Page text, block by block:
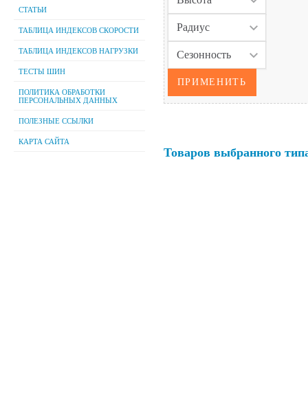
СТАТЬИ
ТАБЛИЦА ИНДЕКСОВ СКОРОСТИ
ТАБЛИЦА ИНДЕКСОВ НАГРУЗКИ
ТЕСТЫ ШИН
ПОЛИТИКА ОБРАБОТКИ
ПЕРСОНАЛЬНЫХ ДАННЫХ
ПОЛЕЗНЫЕ ССЫЛКИ
КАРТА САЙТА
Товаров выбранного